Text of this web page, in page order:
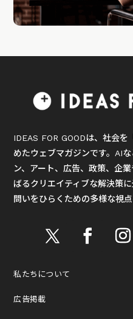
IDEAS FOR GOODは、社会
めたウェブマガジンです。AI
ン、アート、広告、政策、企
ばるクリエイティブな解決策
問いをひらくための多様な視点
私たちについて
広告掲載